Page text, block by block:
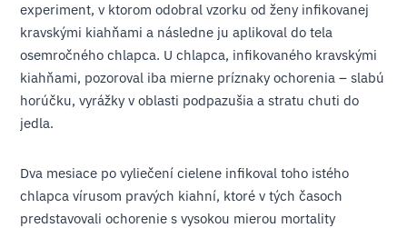
experiment, v ktorom odobral vzorku od ženy infikovanej
kravskými kiahňami a následne ju aplikoval do tela
osemročného chlapca. U chlapca, infikovaného kravskými
kiahňami, pozoroval iba mierne príznaky ochorenia – slabú
horúčku, vyrážky v oblasti podpazušia a stratu chuti do
jedla.
Dva mesiace po vyliečení cielene infikoval toho istého
chlapca vírusom pravých kiahní, ktoré v tých časoch
predstavovali ochorenie s vysokou mierou mortality